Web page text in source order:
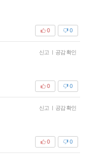
0
0
신고 | 공감 확인
0
0
신고 | 공감 확인
0
0